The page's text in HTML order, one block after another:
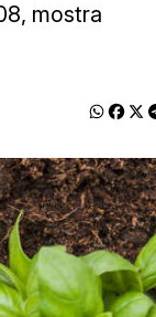
mostra